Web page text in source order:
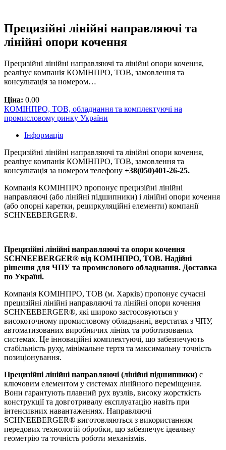
Прецизійні лінійні направляючі та
лінійні опори кочення
Прецизійні лінійні направляючі та лінійні опори кочення,
реалізує компанія КОМІНПРО, ТОВ, замовлення та
консультація за номером…
Ціна: 0.00
КОМІНПРО, ТОВ, обладнання та комплектуючі на
промисловому ринку України
Інформація
Прецизійні лінійні направляючі та лінійні опори кочення,
реалізує компанія КОМІНПРО, ТОВ, замовлення та
консультація за номером телефону +38(050)401-26-25.
Компанія КОМІНПРО пропонує прецизійні лінійні
направляючі (або лінійні підшипники) і лінійні опори кочення
(або опорні каретки, рециркуляційні елементи) компанії
SCHNEEBERGER®.
Прецизійні лінійні направляючі та опори кочення
SCHNEEBERGER® від КОМІНПРО, ТОВ. Надійні
рішення для ЧПУ та промислового обладнання. Доставка
по Україні.
Компанія КОМІНПРО, ТОВ (м. Харків) пропонує сучасні
прецизійні лінійні направляючі та лінійні опори кочення
SCHNEEBERGER®, які широко застосовуються у
високоточному промисловому обладнанні, верстатах з ЧПУ,
автоматизованих виробничих лініях та роботизованих
системах. Це інноваційні комплектуючі, що забезпечують
стабільність руху, мінімальне тертя та максимальну точність
позиціонування.
Прецизійні лінійні направляючі (лінійні підшипники) є
ключовим елементом у системах лінійного переміщення.
Вони гарантують плавний рух вузлів, високу жорсткість
конструкції та довготривалу експлуатацію навіть при
інтенсивних навантаженнях. Направляючі
SCHNEEBERGER® виготовляються з використанням
передових технологій обробки, що забезпечує ідеальну
геометрію та точність роботи механізмів.